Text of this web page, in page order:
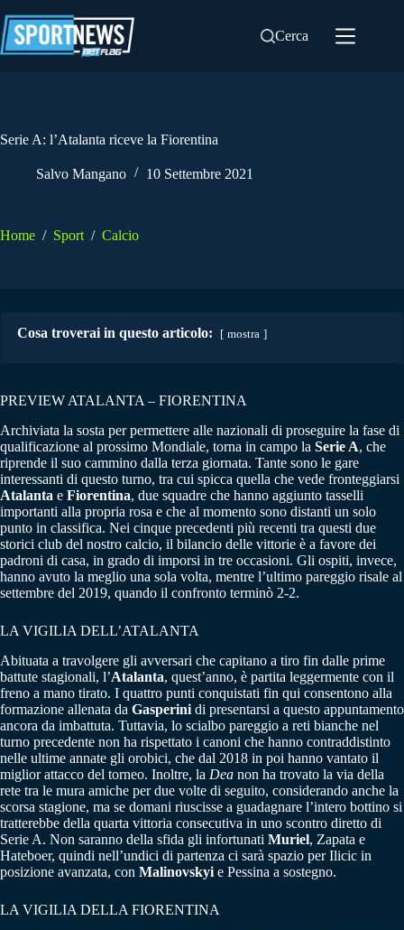
al
contenuto
Cerca
Serie A: l’Atalanta riceve la Fiorentina
Salvo Mangano 10 Settembre 2021
Home / Sport / Calcio
Cosa troverai in questo articolo: mostra
PREVIEW ATALANTA – FIORENTINA
Archiviata la sosta per permettere alle nazionali di proseguire la fase di
qualificazione al prossimo Mondiale, torna in campo la Serie A, che
riprende il suo cammino dalla terza giornata. Tante sono le gare
interessanti di questo turno, tra cui spicca quella che vede fronteggiarsi
Atalanta e Fiorentina, due squadre che hanno aggiunto tasselli
importanti alla propria rosa e che al momento sono distanti un solo
punto in classifica. Nei cinque precedenti più recenti tra questi due
storici club del nostro calcio, il bilancio delle vittorie è a favore dei
padroni di casa, in grado di imporsi in tre occasioni. Gli ospiti, invece,
hanno avuto la meglio una sola volta, mentre l’ultimo pareggio risale al
settembre del 2019, quando il confronto terminò 2-2.
LA VIGILIA DELL’ATALANTA
Abituata a travolgere gli avversari che capitano a tiro fin dalle prime
battute stagionali, l’Atalanta, quest’anno, è partita leggermente con il
freno a mano tirato. I quattro punti conquistati fin qui consentono alla
formazione allenata da Gasperini di presentarsi a questo appuntamento
ancora da imbattuta. Tuttavia, lo scialbo pareggio a reti bianche nel
turno precedente non ha rispettato i canoni che hanno contraddistinto
nelle ultime annate gli orobici, che dal 2018 in poi hanno vantato il
miglior attacco del torneo. Inoltre, la Dea non ha trovato la via della
rete tra le mura amiche per due volte di seguito, considerando anche la
scorsa stagione, ma se domani riuscisse a guadagnare l’intero bottino si
tratterebbe della quarta vittoria consecutiva in uno scontro diretto di
Serie A. Non saranno della sfida gli infortunati Muriel, Zapata e
Hateboer, quindi nell’undici di partenza ci sarà spazio per Ilicic in
posizione avanzata, con Malinovskyi e Pessina a sostegno.
LA VIGILIA DELLA FIORENTINA